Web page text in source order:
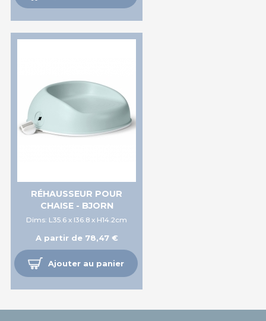
RÉHAUSSEUR POUR
CHAISE - BJORN
Dims: L35.6 x l36.8 x H14.2cm
A partir de 78,47 €
Ajouter au panier